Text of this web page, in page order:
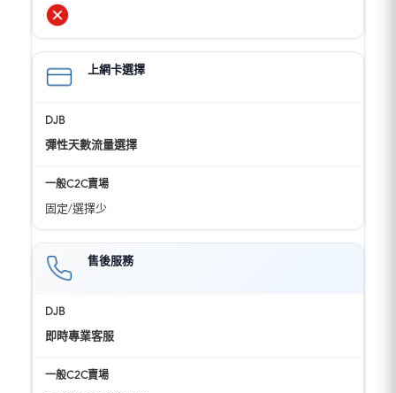
上網卡選擇
彈性天數流量選擇
固定/選擇少
售後服務
即時專業客服